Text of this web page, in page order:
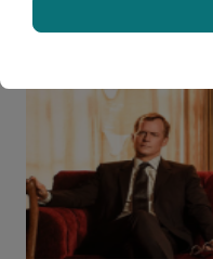
Stéphane Hoegel